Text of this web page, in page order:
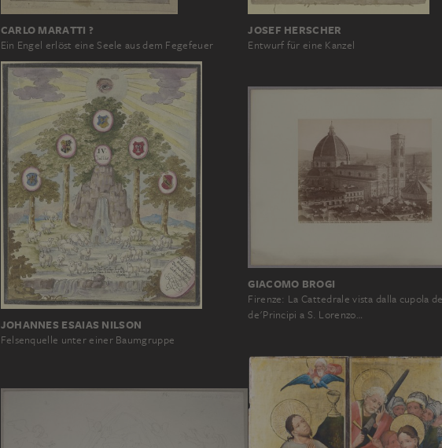
CARLO MARATTI ?
Ein Engel erlöst eine Seele aus dem Fegefeuer
JOSEF HERSCHER
Entwurf für eine Kanzel
JOHANNES ESAIAS NILSON
Felsenquelle unter einer Baumgruppe
GIACOMO BROGI
Firenze: La Cattedrale vista dalla cupola
de'Principi a S. Lorenzo…